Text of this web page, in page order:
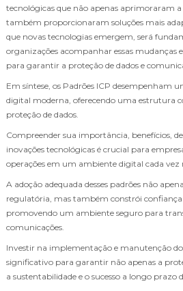
tecnológicas que não apenas aprimoraram
também proporcionaram soluções mais
que novas tecnologias emergem, será
organizações acompanhar essas mudanças
para garantir a proteção de dados e
Em síntese, os Padrões ICP desempenham
digital moderna, oferecendo uma estrutura
proteção de dados.
Compreender sua importância, benefícios,
inovações tecnológicas é crucial para
operações em um ambiente digital cada vez
A adoção adequada desses padrões não
regulatória, mas também constrói confiança
promovendo um ambiente seguro para
comunicações.
Investir na implementação e manutenção
significativo para garantir não apenas a
a sustentabilidade e o sucesso a longo prazo